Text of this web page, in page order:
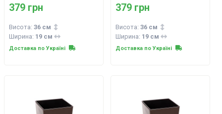
379 грн
Висота: 36 см
Ширина: 19 см
Доставка по Україні
379 грн
Висота: 36 см
Ширина: 19 см
Доставка по Україні